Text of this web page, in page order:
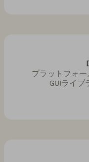
プラットフォ
GUIライブ